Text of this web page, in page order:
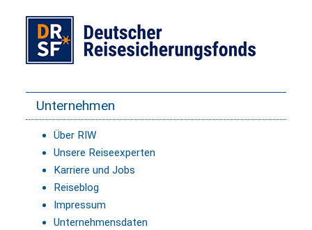
Unternehmen
Über RIW
Unsere Reiseexperten
Karriere und Jobs
Reiseblog
Impressum
Unternehmensdaten